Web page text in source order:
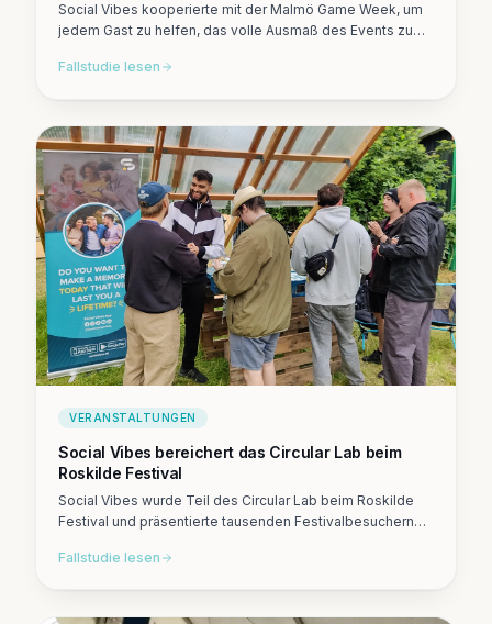
Social Vibes kooperierte mit der Malmö Game Week, um
jedem Gast zu helfen, das volle Ausmaß des Events zu
teilenswerte Inhalte zu erstellen.
Fallstudie lesen
VERANSTALTUNGEN
Social Vibes bereichert das Circular Lab beim
Roskilde Festival
Social Vibes wurde Teil des Circular Lab beim Roskilde
Festival und präsentierte tausenden Festivalbesuchern
Fallstudie lesen